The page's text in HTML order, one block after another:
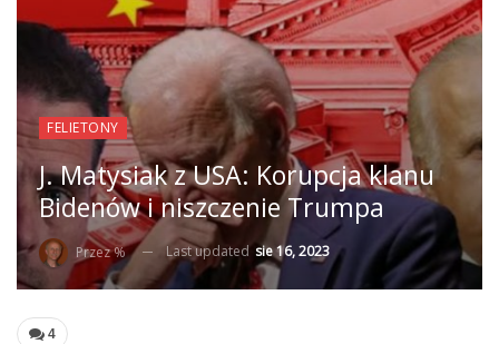
FELIETONY
J. Matysiak z USA: Korupcja klanu
Bidenów i niszczenie Trumpa
Przez % Last updated sie 16, 2023
4